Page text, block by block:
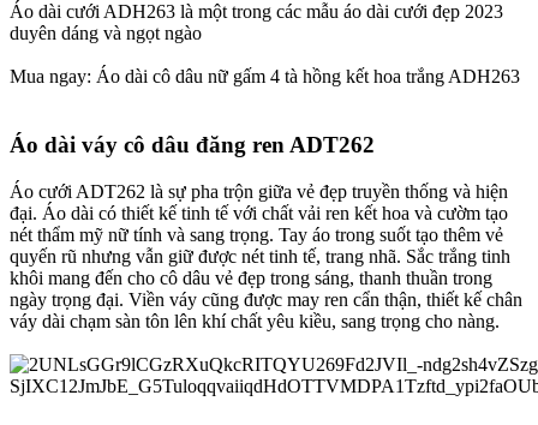
Áo dài cưới ADH263 là một trong các mẫu áo dài cưới đẹp 2023
duyên dáng và ngọt ngào
Mua ngay: Áo dài cô dâu nữ gấm 4 tà hồng kết hoa trắng ADH263
Áo dài váy cô dâu đăng ren ADT262​
Áo cưới ADT262 là sự pha trộn giữa vẻ đẹp truyền thống và hiện
đại. Áo dài có thiết kế tinh tế với chất vải ren kết hoa và cườm tạo
nét thẩm mỹ nữ tính và sang trọng. Tay áo trong suốt tạo thêm vẻ
quyến rũ nhưng vẫn giữ được nét tinh tế, trang nhã. Sắc trắng tinh
khôi mang đến cho cô dâu vẻ đẹp trong sáng, thanh thuần trong
ngày trọng đại. Viền váy cũng được may ren cẩn thận, thiết kế chân
váy dài chạm sàn tôn lên khí chất yêu kiều, sang trọng cho nàng.